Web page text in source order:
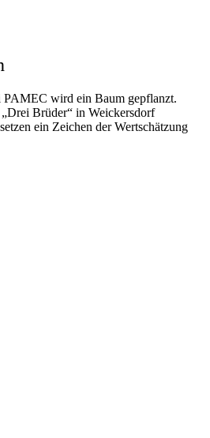
PAMEC wird ein Baum gepflanzt.
Brüder“ in Weickersdorf
ein Zeichen der Wertschätzung